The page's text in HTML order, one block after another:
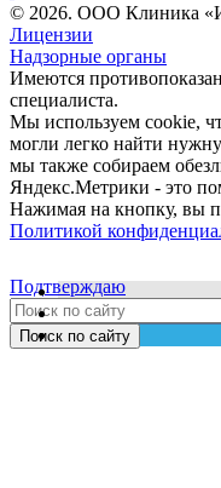
© 2026. ООО Клиника
Лицензии
Надзорные органы
Имеются
специалиста.
Мы используем cookie,
могли легко найти
мы также собираем
Яндекс.Метрики - это
Нажимая на кнопку, вы
Политикой
Подтверждаю
Поиск по сайту